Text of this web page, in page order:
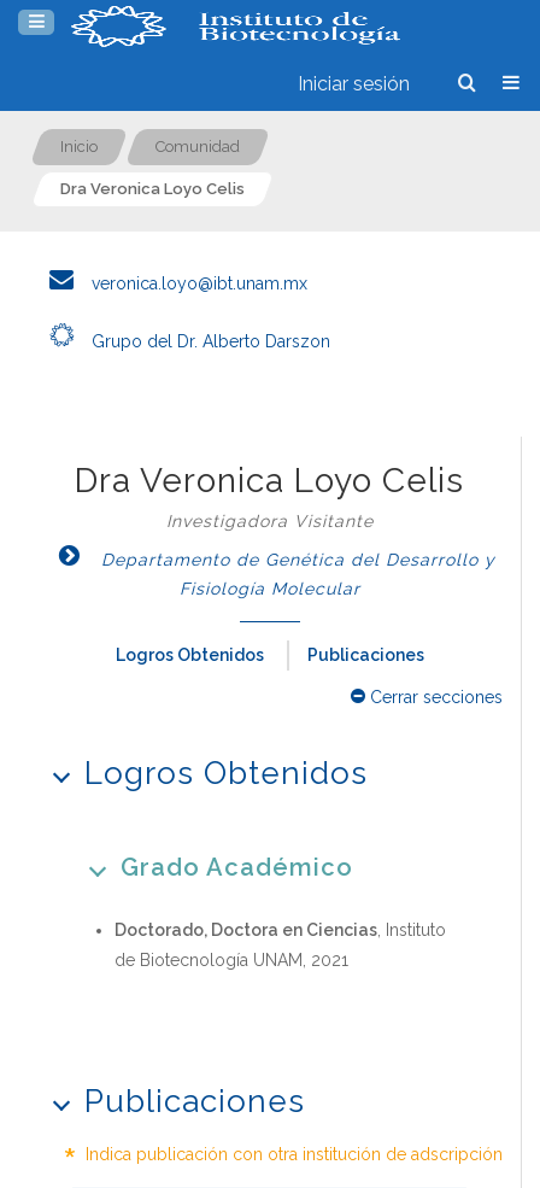
Iniciar sesión
Inicio Comunidad
Dra Veronica Loyo Celis
veronica.loyo@ibt.unam.mx
Grupo del Dr. Alberto Darszon
Dra Veronica Loyo Celis
Investigadora Visitante
Departamento de Genética del Desarrollo y
Fisiología Molecular
Logros Obtenidos Publicaciones
Cerrar secciones
Logros Obtenidos
Grado Académico
Doctorado, Doctora en Ciencias , Instituto
de Biotecnología UNAM, 2021
Publicaciones
* Indica publicación con otra institución de adscripción